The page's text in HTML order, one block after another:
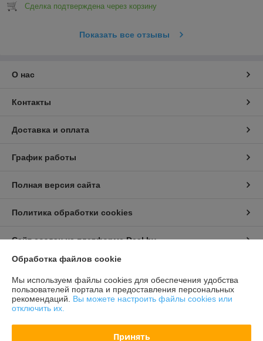
Сделка подтверждена через корзину
Показать все отзывы
О нас
Контакты
Доставка и оплата
График работы
Полная версия сайта
Политика обработки cookies
Сайт создан на платформе Deal.by
Информация для покупателя
Индивидуальный предприниматель:Бондарович Андрей Иванович
г. Минск, ул. Первомайская, д. 24 к.3, кв. 15
Регистрационный номер ЕГР: 191658429
Обработка файлов cookie
Мы используем файлы cookies для обеспечения удобства
пользователей портала и предоставления персональных
рекомендаций. Вы можете настроить файлы cookies или
отключить их.
Принять